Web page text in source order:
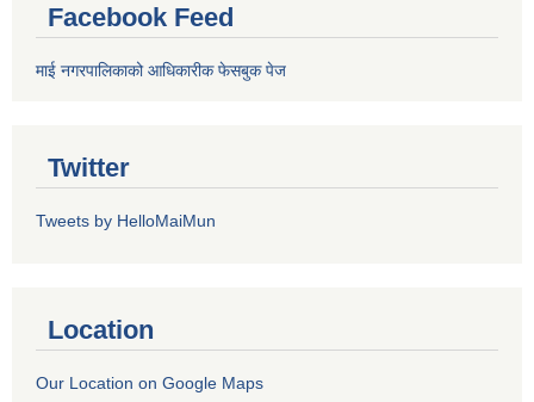
Facebook Feed
माई नगरपालिकाको आधिकारीक फेसबुक पेज
Twitter
Tweets by HelloMaiMun
Location
Our Location on Google Maps